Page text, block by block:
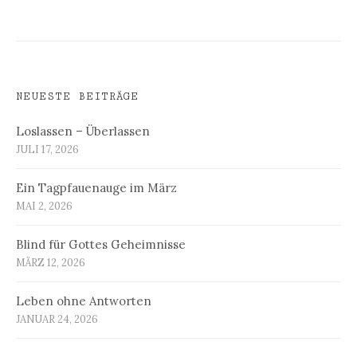
NEUESTE BEITRÄGE
Loslassen – Überlassen
JULI 17, 2026
Ein Tagpfauenauge im März
MAI 2, 2026
Blind für Gottes Geheimnisse
MÄRZ 12, 2026
Leben ohne Antworten
JANUAR 24, 2026